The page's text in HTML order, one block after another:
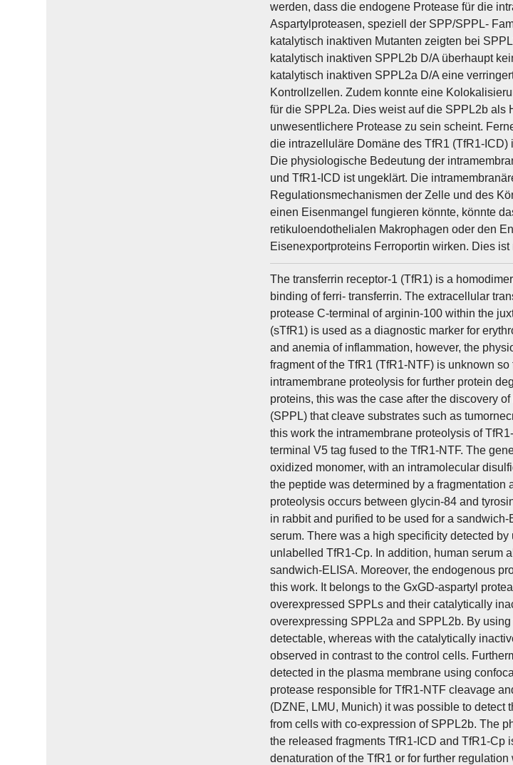
werden, dass die endogene Protease für die
Aspartylproteasen, speziell der SPP/SPPL-
katalytisch inaktiven Mutanten zeigten bei
katalytisch inaktiven SPPL2b D/A überhaupt
katalytisch inaktiven SPPL2a D/A eine
Kontrollzellen. Zudem konnte eine
für die SPPL2a. Dies weist auf die SPPL2b als
unwesentlichere Protease zu sein scheint.
die intrazelluläre Domäne des TfR1 (TfR1-
Die physiologische Bedeutung der
und TfR1-ICD ist ungeklärt. Die
Regulationsmechanismen der Zelle und des
einen Eisenmangel fungieren könnte, könnte
retikuloendothelialen Makrophagen oder den
Eisenexportproteins Ferroportin wirken. Dies
The transferrin receptor-1 (TfR1) is a
binding of ferri- transferrin. The extracellular
protease C-terminal of arginin-100 within the
(sTfR1) is used as a diagnostic marker for
and anemia of inflammation, however, the
fragment of the TfR1 (TfR1-NTF) is unknown
intramembrane proteolysis for further protein
proteins, this was the case after the discovery
(SPPL) that cleave substrates such as
this work the intramembrane proteolysis of
terminal V5 tag fused to the TfR1-NTF. The
oxidized monomer, with an intramolecular
the peptide was determined by a
proteolysis occurs between glycin-84 and
in rabbit and purified to be used for a
serum. There was a high specificity detected
unlabelled TfR1-Cp. In addition, human serum
sandwich-ELISA. Moreover, the endogenous
this work. It belongs to the GxGD-aspartyl
overexpressed SPPLs and their catalytically
overexpressing SPPL2a and SPPL2b. By
detectable, whereas with the catalytically
observed in contrast to the control cells.
detected in the plasma membrane using
protease responsible for TfR1-NTF cleavage
(DZNE, LMU, Munich) it was possible to detect
from cells with co-expression of SPPL2b. The
the released fragments TfR1-ICD and TfR1-Cp
denaturation of the TfR1 or for further